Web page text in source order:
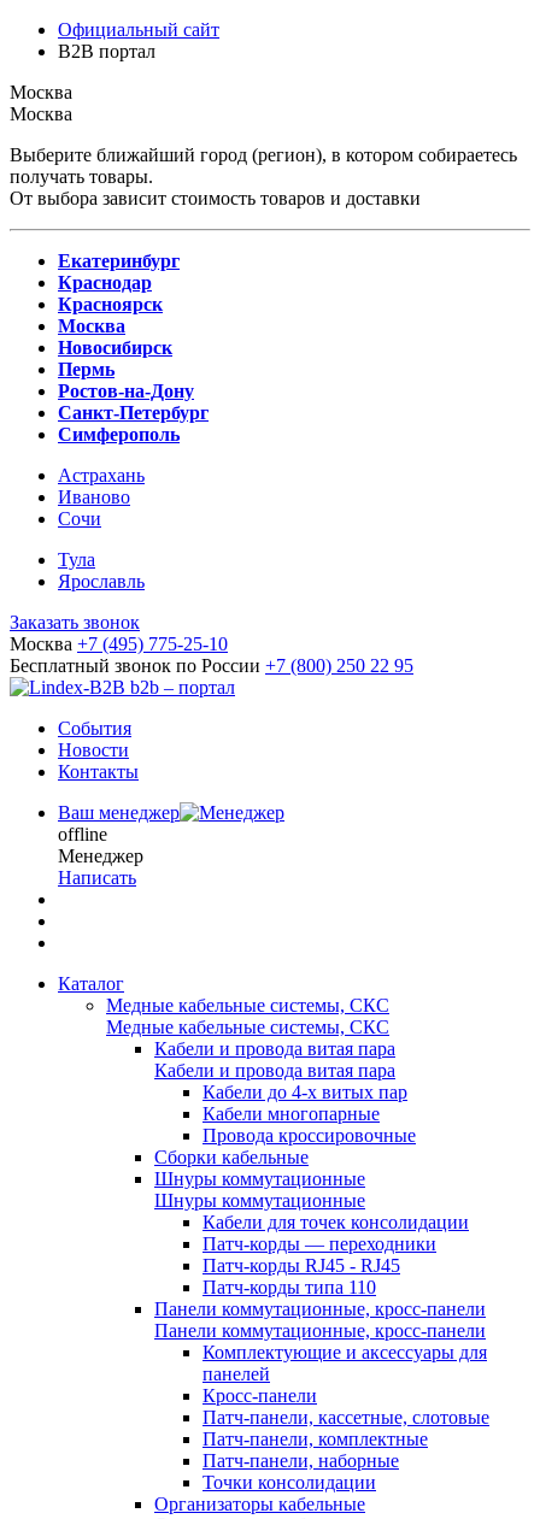
Официальный сайт
B2B портал
Москва
Москва
Выберите ближайший город (регион), в котором собираетесь
получать товары.
От выбора зависит стоимость товаров и доставки
Екатеринбург
Краснодар
Красноярск
Москва
Новосибирск
Пермь
Ростов-на-Дону
Санкт-Петербург
Симферополь
Астрахань
Иваново
Сочи
Тула
Ярославль
Заказать звонок
Москва +7 (495) 775-25-10
Бесплатный звонок по России +7 (800) 250 22 95
b2b – портал
События
Новости
Контакты
Ваш менеджер
offline
Менеджер
Написать
Каталог
Медные кабельные системы, СКС
Медные кабельные системы, СКС
Кабели и провода витая пара
Кабели и провода витая пара
Кабели до 4-х витых пар
Кабели многопарные
Провода кроссировочные
Сборки кабельные
Шнуры коммутационные
Шнуры коммутационные
Кабели для точек консолидации
Патч-корды — переходники
Патч-корды RJ45 - RJ45
Патч-корды типа 110
Панели коммутационные, кросс-панели
Панели коммутационные, кросс-панели
Комплектующие и аксессуары для
панелей
Кросс-панели
Патч-панели, кассетные, слотовые
Патч-панели, комплектные
Патч-панели, наборные
Точки консолидации
Организаторы кабельные